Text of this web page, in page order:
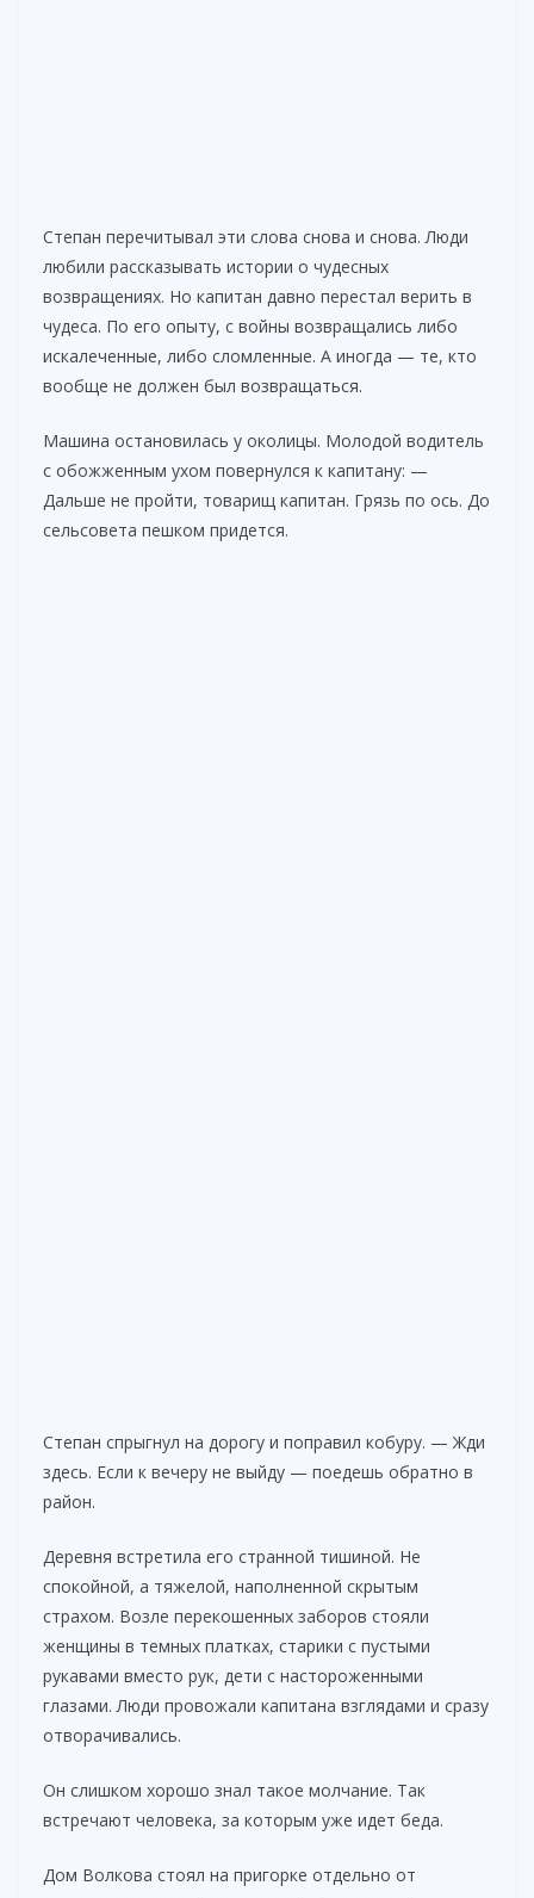
Степан перечитывал эти слова снова и снова. Люди
любили рассказывать истории о чудесных
возвращениях. Но капитан давно перестал верить в
чудеса. По его опыту, с войны возвращались либо
искалеченные, либо сломленные. А иногда — те, кто
вообще не должен был возвращаться.
Машина остановилась у околицы. Молодой водитель
с обожженным ухом повернулся к капитану: —
Дальше не пройти, товарищ капитан. Грязь по ось. До
сельсовета пешком придется.
Степан спрыгнул на дорогу и поправил кобуру. — Жди
здесь. Если к вечеру не выйду — поедешь обратно в
район.
Деревня встретила его странной тишиной. Не
спокойной, а тяжелой, наполненной скрытым
страхом. Возле перекошенных заборов стояли
женщины в темных платках, старики с пустыми
рукавами вместо рук, дети с настороженными
глазами. Люди провожали капитана взглядами и сразу
отворачивались.
Он слишком хорошо знал такое молчание. Так
встречают человека, за которым уже идет беда.
Дом Волкова стоял на пригорке отдельно от